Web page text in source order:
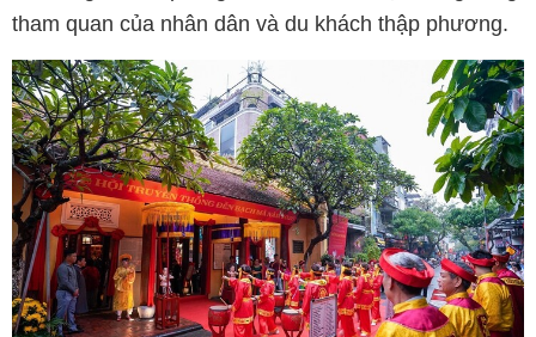
tham quan của nhân dân và du khách thập phương.